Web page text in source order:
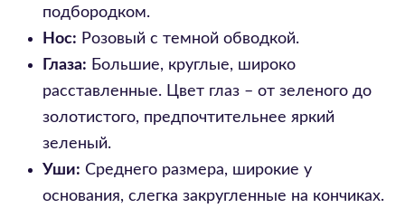
подбородком.
Нос: Розовый с темной обводкой.
Глаза: Большие, круглые, широко
расставленные. Цвет глаз – от зеленого до
золотистого, предпочтительнее яркий
зеленый.
Уши: Среднего размера, широкие у
основания, слегка закругленные на кончиках.